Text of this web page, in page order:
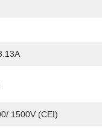
1500V (CEI)